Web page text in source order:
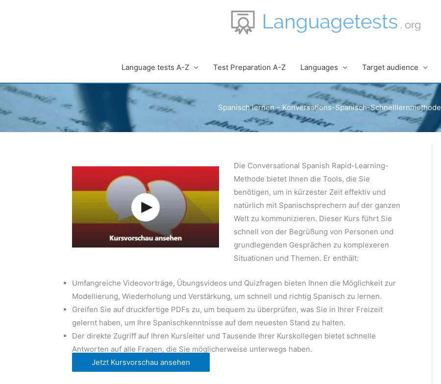
Language tests A-Z Test Preparation A-Z Languages Target audience
Spanisch lernen – Konversations-Spanisch-Schnelllernmethode
Die Conversational Spanish Rapid-Learning-
Methode bietet Ihnen die Tools, die Sie
benötigen, um in kürzester Zeit effektiv und
natürlich mit Spanischsprechern auf der ganzen
Welt zu kommunizieren. Dieser Kurs führt Sie
schnell von der Begrüßung von Personen und
grundlegenden Gesprächen zu komplexeren
Situationen und Themen. Er enthält:
Umfangreiche Videovorträge, Übungsvideos und Quizfragen bieten Ihnen die Möglichkeit zur
Modellierung, Wiederholung und Verstärkung, um schnell und richtig Spanisch zu lernen.
Greifen Sie auf druckfertige PDFs zu, um bequem zu überprüfen, was Sie in Ihrer Freizeit
gelernt haben, um Ihre Spanischkenntnisse auf dem neuesten Stand zu halten.
Der direkte Zugriff auf Ihren Kursleiter und Tausende Ihrer Kurskollegen bietet schnelle
Antworten auf alle Fragen, die Sie möglicherweise unterwegs haben.
Jetzt Kursvorschau ansehen